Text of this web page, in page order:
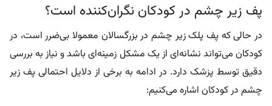
پف زیر چشم در کودکان نگران‌کننده است؟
در حالی که پف پلک زیر چشم در بزرگسالان معمولا بی‌ضرر است، در
کودکان می‌تواند نشانه‌ای از یک مشکل زمینه‌ای باشد و نیاز به بررسی
دقیق توسط پزشک دارد. در ادامه به برخی از دلایل احتمالی پف زیر
چشم در کودکان اشاره می‌کنیم: